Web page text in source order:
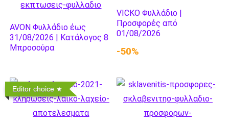
AVON Φυλλάδιο έως
31/08/2026 | Κατάλογος 8
Μπροσούρα
VICKO Φυλλάδιο |
Προσφορές από
01/08/2026
-50%
Editor choice